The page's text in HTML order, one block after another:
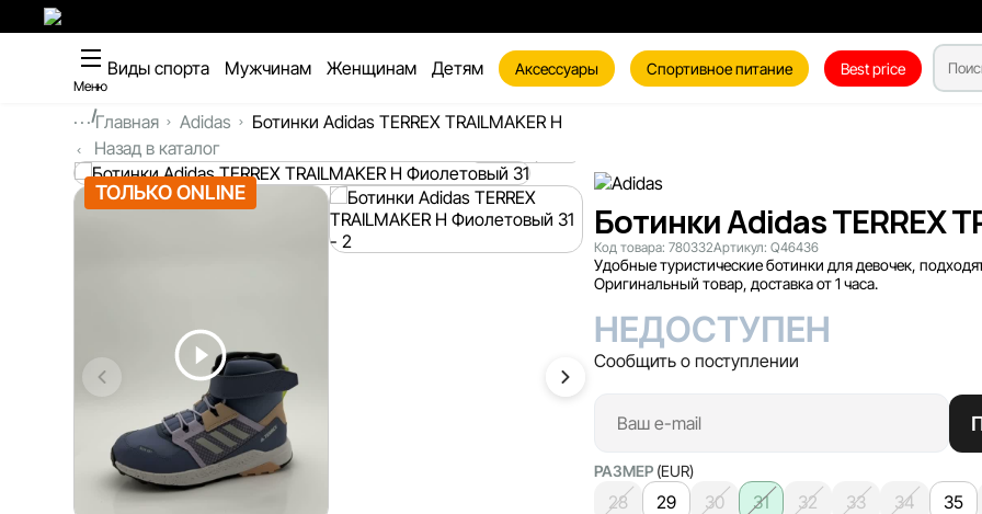
Меню
Виды спорта Мужчинам Женщинам Детям Аксессуары Спортивное питание Best price
...Главная Adidas
Ботинки Adidas TERREX TRAILMAKER H
Назад в каталог
ТОЛЬКО ONLINE
Ботинки Adidas TERREX
Код товара: 780332Артикул: Q46436
Удобные туристические ботинки для девочек,
Оригинальный товар, доставка от 1 часа.
НЕДОСТУПЕН
Сообщить о поступлении
РАЗМЕР (EUR)
28 29 30 31 32 33 34 35